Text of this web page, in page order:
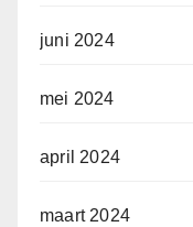
juni 2024
mei 2024
april 2024
maart 2024